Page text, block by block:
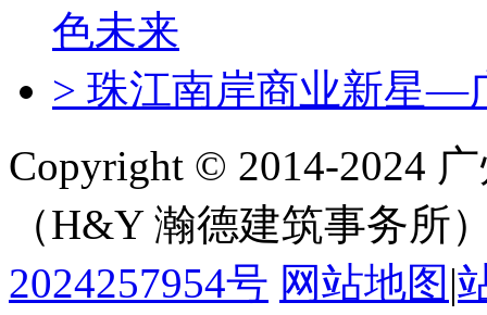
色未来
> 珠江南岸商业新星—
Copyright © 2014-2024
（H&Y 瀚德建筑事务所
2024257954号 网站地图 |